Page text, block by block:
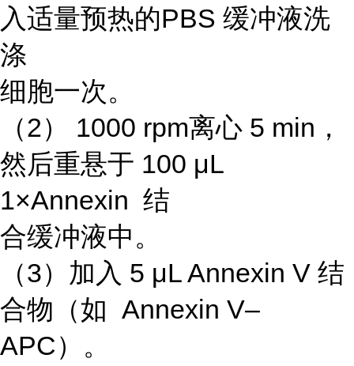
入适量预热的PBS 缓冲液洗
涤
细胞一次。
（2） 1000 rpm离心 5 min，
然后重悬于 100 μL
1×Annexin 结
合缓冲液中。
（3）加入 5 μL Annexin V 结
合物（如 Annexin V–
APC）。